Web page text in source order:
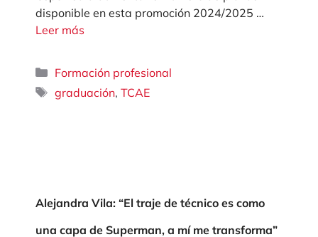
disponible en esta promoción 2024/2025 …
Leer más
Categorías
Formación profesional
Etiquetas
graduación,TCAE
Alejandra Vila: “El traje de técnico es como
una capa de Superman, a mí me transforma”